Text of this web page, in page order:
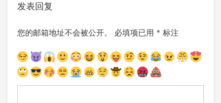
发表回复
您的邮箱地址不会被公开。 必填项已用 * 标注